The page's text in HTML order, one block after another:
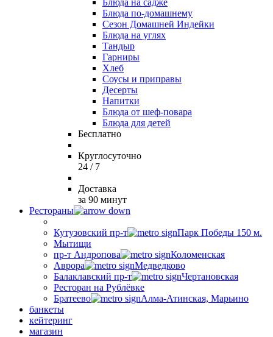
Блюда на садже
Блюда по-домашнему
Сезон Домашней Индейки
Блюда на углях
Тандыр
Гарниры
Хлеб
Соусы и приправы
Десерты
Напитки
Блюда от шеф-повара
Блюда для детей
Бесплатно
Круглосуточно
24 / 7
Доставка
за 90 минут
Рестораны
Кутузовский пр-т
Парк Победы 150 м.
Мытищи
пр-т Андропова
Коломенская
Аврора
Медведково
Балаклавский пр-т
Чертановская
Ресторан на Рублёвке
Братеево
Алма-Атинская, Марьино
банкеты
кейтеринг
магазин